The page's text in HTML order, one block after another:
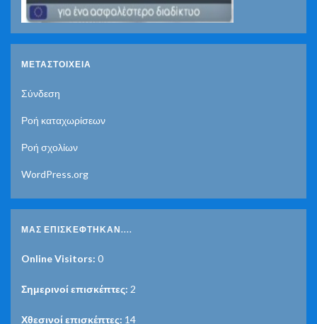
ΜΕΤΑΣΤΟΙΧΕΊΑ
Σύνδεση
Ροή καταχωρίσεων
Ροή σχολίων
WordPress.org
ΜΑΣ ΕΠΙΣΚΈΦΤΗΚΑΝ....
Online Visitors: 0
Σημερινοί επισκέπτες: 2
Χθεσινοί επισκέπτες: 14